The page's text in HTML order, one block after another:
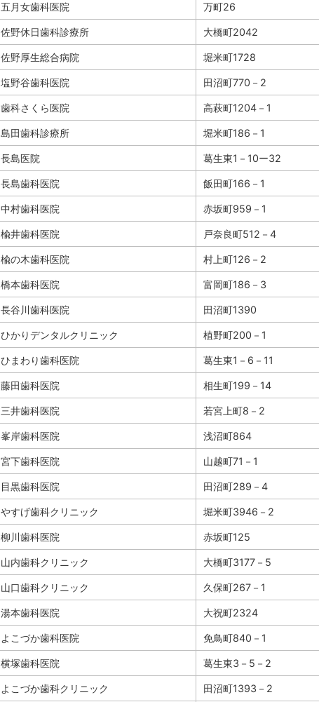
五月女歯科医院 万町26
佐野休日歯科診療所 大橋町2042
佐野厚生総合病院 堀米町1728
塩野谷歯科医院 田沼町770－2
歯科さくら医院 高萩町1204－1
島田歯科診療所 堀米町186－1
長島医院 葛生東1－10ー32
長島歯科医院 飯田町166－1
中村歯科医院 赤坂町959－1
楡井歯科医院 戸奈良町512－4
楡の木歯科医院 村上町126－2
橋本歯科医院 富岡町186－3
長谷川歯科医院 田沼町1390
ひかりデンタルクリニック 植野町200－1
ひまわり歯科医院 葛生東1－6－11
藤田歯科医院 相生町199－14
三井歯科医院 若宮上町8－2
峯岸歯科医院 浅沼町864
宮下歯科医院 山越町71－1
目黒歯科医院 田沼町289－4
やすげ歯科クリニック 堀米町3946－2
柳川歯科医院 赤坂町125
山内歯科クリニック 大橋町3177－5
山口歯科クリニック 久保町267－1
湯本歯科医院 大祝町2324
よこづか歯科医院 免鳥町840－1
横塚歯科医院 葛生東3－5－2
よこづか歯科クリニック 田沼町1393－2